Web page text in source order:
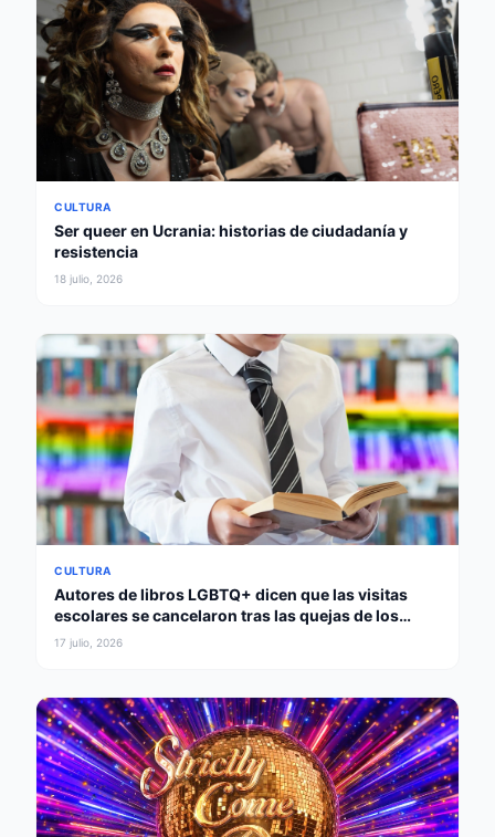
CULTURA
Ser queer en Ucrania: historias de ciudadanía y
resistencia
18 julio, 2026
CULTURA
Autores de libros LGBTQ+ dicen que las visitas
escolares se cancelaron tras las quejas de los
padres
17 julio, 2026